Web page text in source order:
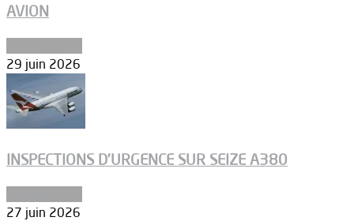
AVION
29 juin 2026
INSPECTIONS D’URGENCE SUR SEIZE A380
27 juin 2026